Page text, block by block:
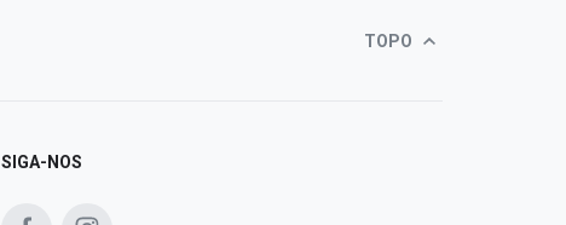
TOPO
SIGA-NOS